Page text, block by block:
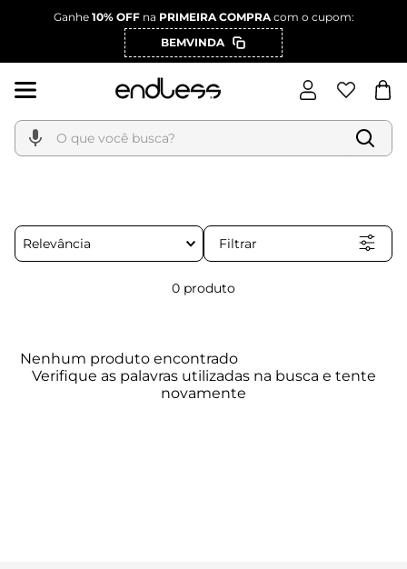
Ganhe 10% OFFna PRIMEIRA COMPRAcom o cupom:
BEMVINDA
O que você busca?
Relevância Filtrar
0 produto
Nenhum produto encontrado